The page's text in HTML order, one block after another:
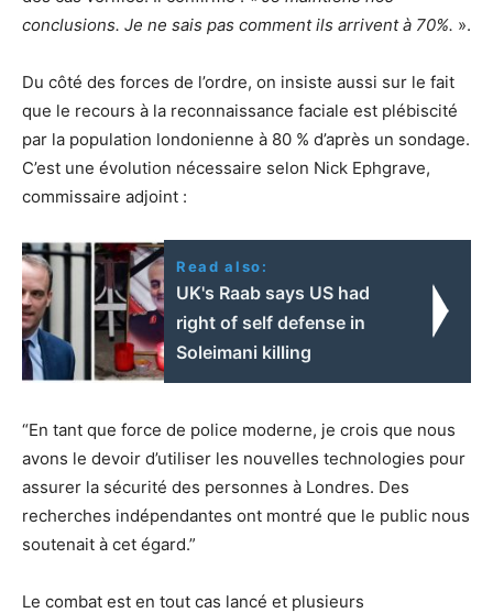
conclusions. Je ne sais pas comment ils arrivent à 70%. ».
Du côté des forces de l’ordre, on insiste aussi sur le fait
que le recours à la reconnaissance faciale est plébiscité
par la population londonienne à 80 % d’après un sondage.
C’est une évolution nécessaire selon Nick Ephgrave,
commissaire adjoint :
Read also:
UK's Raab says US had
right of self defense in
Soleimani killing
“En tant que force de police moderne, je crois que nous
avons le devoir d’utiliser les nouvelles technologies pour
assurer la sécurité des personnes à Londres. Des
recherches indépendantes ont montré que le public nous
soutenait à cet égard.”
Le combat est en tout cas lancé et plusieurs